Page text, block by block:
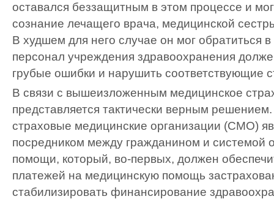
оставался беззащитным в этом процессе и
сознание лечащего врача, медицинской
В худшем для него случае он мог обратиться в
персонал учреждения здравоохранения
грубые ошибки и нарушить соответствующие
В связи с вышеизложенным медицинское
представляется тактически верным
страховые медицинские организации (СМО)
посредником между гражданином и системой
помощи, который, во-первых, должен
платежей на медицинскую помощь
стабилизировать финансирование